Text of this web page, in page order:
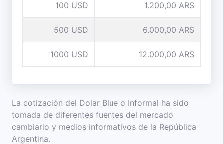
100 USD 1.200,00 ARS
500 USD 6.000,00 ARS
1000 USD 12.000,00 ARS
La cotización del Dolar Blue o Informal ha sido
tomada de diferentes fuentes del mercado
cambiario y medios informativos de la República
Argentina.